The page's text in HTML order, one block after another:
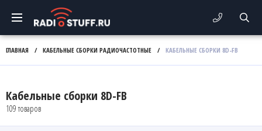
ГЛАВНАЯ / КАБЕЛЬНЫЕ СБОРКИ РАДИОЧАСТОТНЫЕ / КАБЕЛЬНЫЕ СБОРКИ 8D-FB
Кабельные сборки 8D-FB
109 товаров